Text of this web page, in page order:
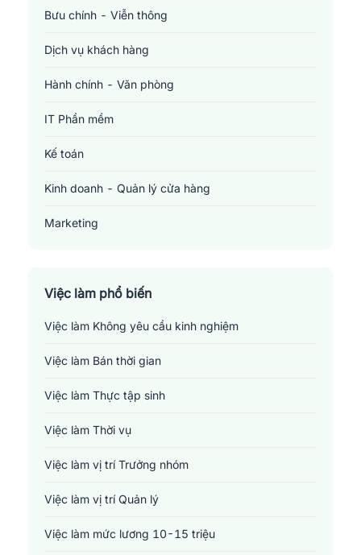
Bưu chính - Viễn thông
Dịch vụ khách hàng
Hành chính - Văn phòng
IT Phần mềm
Kế toán
Kinh doanh - Quản lý cửa hàng
Marketing
Tài chính - Đầu tư - Chứng khoán
Xây dựng
Y tế - Chăm sóc sức khỏe
Việc làm phổ biến
Việc làm Không yêu cầu kinh nghiệm
Việc làm Bán thời gian
Việc làm Thực tập sinh
Việc làm Thời vụ
Việc làm vị trí Trưởng nhóm
Việc làm vị trí Quản lý
Việc làm mức lương 10-15 triệu